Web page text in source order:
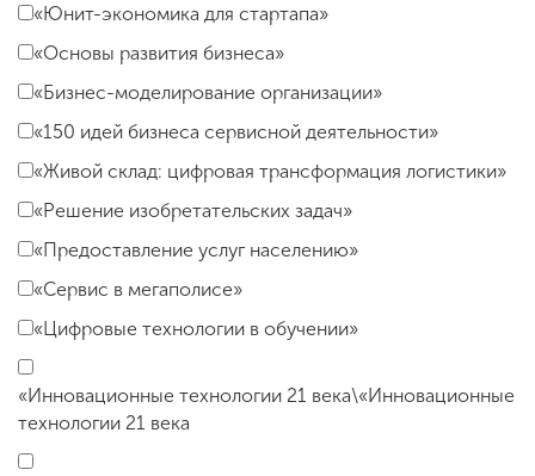
«Юнит-экономика для стартапа»
«Основы развития бизнеса»
«Бизнес-моделирование организации»
«150 идей бизнеса сервисной деятельности»
«Живой склад: цифровая трансформация логистики»
«Решение изобретательских задач»
«Предоставление услуг населению»
«Сервис в мегаполисе»
«Цифровые технологии в обучении»
«Инновационные технологии 21 века\«Инновационные
технологии 21 века